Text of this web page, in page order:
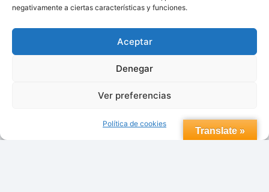
negativamente a ciertas características y funciones.
Aceptar
Denegar
Ver preferencias
Política de cookies
Política de Privacidad.
Translate »